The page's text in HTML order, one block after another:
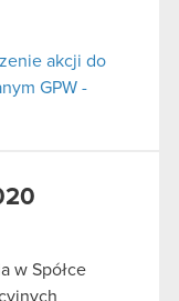
akcji do
GPW -
w Spółce